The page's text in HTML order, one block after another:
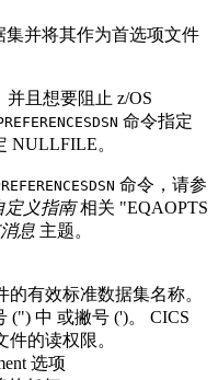
并将其作为首选项文件
并且想要阻止 z/OS
命令指定
NULLFILE。
命令，请参
定义指南相关
EQAOPTS
息 主题。
有效标准数据集名称。
(") 中 或撇号 (')。 CICS
件的读权限。
选项